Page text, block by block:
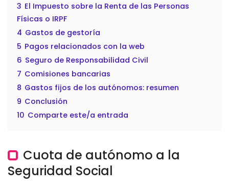
3 El Impuesto sobre la Renta de las Personas
Físicas o IRPF
4 Gastos de gestoría
5 Pagos relacionados con la web
6 Seguro de Responsabilidad Civil
7 Comisiones bancarias
8 Gastos fijos de los autónomos: resumen
9 Conclusión
10 Comparte este/a entrada
Cuota de autónomo a la
Seguridad Social